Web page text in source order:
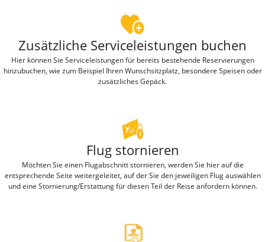
Zusätzliche Serviceleistungen buchen
Hier können Sie Serviceleistungen für bereits bestehende Reservierungen
hinzubuchen, wie zum Beispiel Ihren Wunschsitzplatz, besondere Speisen oder
zusätzliches Gepäck.
Flug stornieren
Möchten Sie einen Flugabschnitt stornieren, werden Sie hier auf die
entsprechende Seite weitergeleitet, auf der Sie den jeweiligen Flug auswählen
und eine Stornierung/Erstattung für diesen Teil der Reise anfordern können.